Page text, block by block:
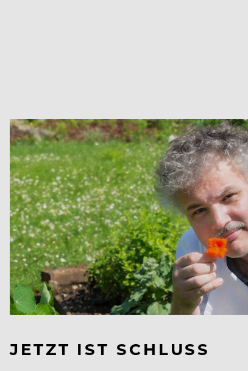
JETZT IST SCHLUSS